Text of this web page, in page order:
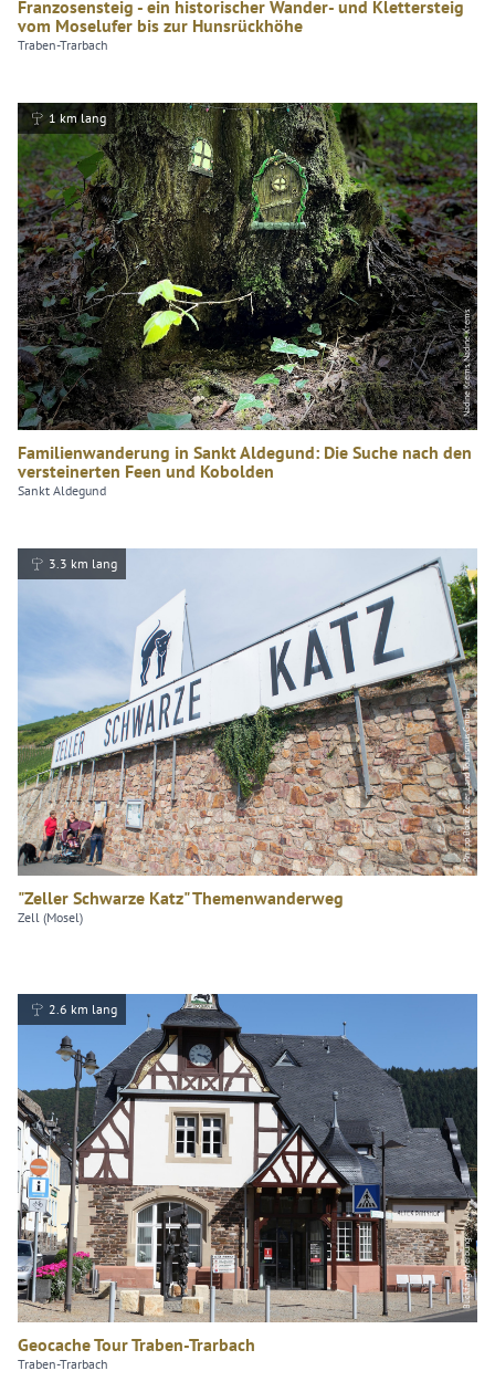
Franzosensteig - ein historischer Wander- und Klettersteig
vom Moselufer bis zur Hunsrückhöhe
Traben-Trarbach
Nadine Krems, Nadine Krems
1 km lang
Familienwanderung in Sankt Aldegund: Die Suche nach den
versteinerten Feen und Kobolden
Sankt Aldegund
Philipp Bohn, Zeller Land Tourismus GmbH
3.3 km lang
"Zeller Schwarze Katz" Themenwanderweg
Zell (Mosel)
Blickfang Werbung
2.6 km lang
Geocache Tour Traben-Trarbach
Traben-Trarbach